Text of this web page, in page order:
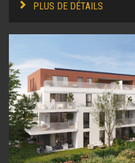
PLUS DE DÉTAILS